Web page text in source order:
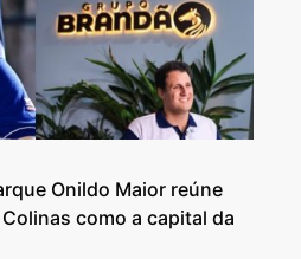
Onildo Maior reúne
como a capital da